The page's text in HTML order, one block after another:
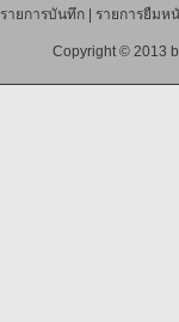
รายการบันทึก| รายการยืมห
Copyright © 2013